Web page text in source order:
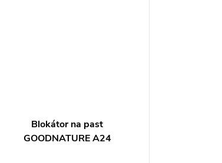
Blokátor na past
GOODNATURE A24